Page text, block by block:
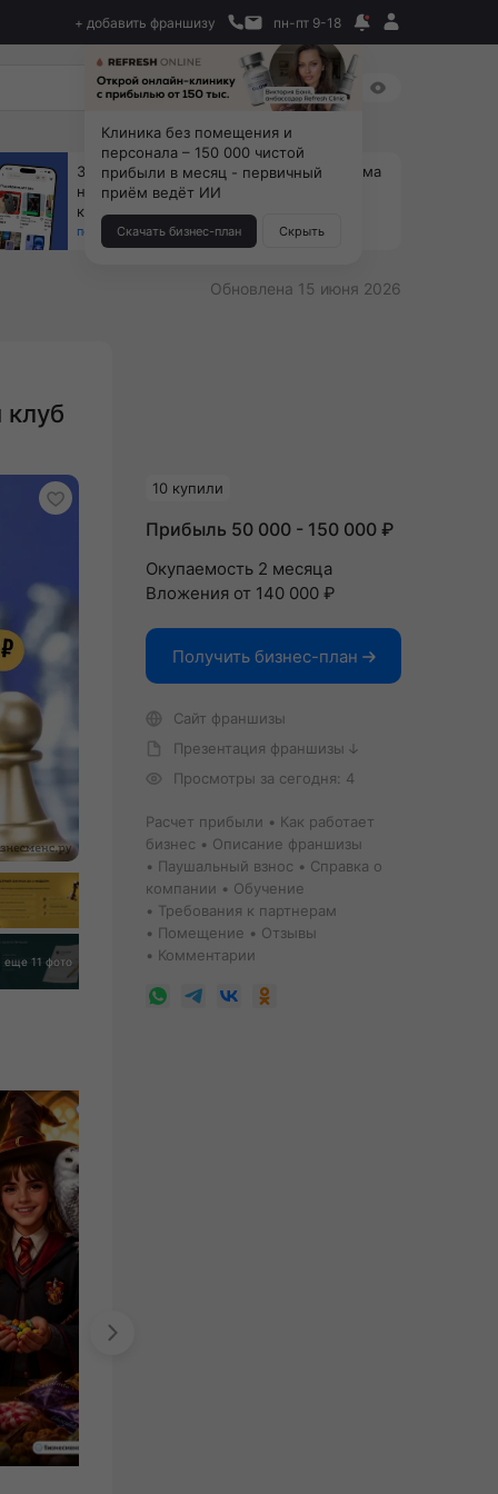
+ добавить франшизу пн-пт 9-18
За 90 тыс. открой магазин на Авито, дома
ни коробок, ни товара, ни склада, зато
каждый месяц +125 тыс. чистыми
получить бизнес-план ↓
Обновлена 15 июня 2026
еще 11 фото
10 купили
Прибыль 50 000 - 150 000 ₽
Окупаемость 2 месяца
Вложения от 140 000 ₽
Получить бизнес-план
Сайт франшизы
Презентация франшизы
Просмотры за сегодня: 4
Расчет прибыли
Как работает
бизнес
Описание франшизы
Паушальный взнос
Справка о
компании
Обучение
Требования к партнерам
Помещение
Отзывы
Комментарии
Клиника без помещения и
персонала – 150 000 чистой
прибыли в месяц - первичный
приём ведёт ИИ
Скачать бизнес-план Скрыть